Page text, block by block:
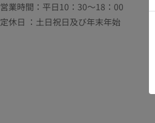
営業時間：平日10：30～18：00
定休日 ：土日祝日及び年末年始